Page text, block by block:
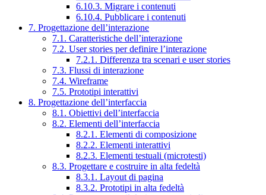
6.10.3. Migrare i contenuti
6.10.4. Pubblicare i contenuti
7. Progettazione dell’interazione
7.1. Caratteristiche dell’interazione
7.2. User stories per definire l’interazione
7.2.1. Differenza tra scenari e user stories
7.3. Flussi di interazione
7.4. Wireframe
7.5. Prototipi interattivi
8. Progettazione dell’interfaccia
8.1. Obiettivi dell’interfaccia
8.2. Elementi dell’interfaccia
8.2.1. Elementi di composizione
8.2.2. Elementi interattivi
8.2.3. Elementi testuali (microtesti)
8.3. Progettare e costruire in alta fedeltà
8.3.1. Layout di pagina
8.3.2. Prototipi in alta fedeltà